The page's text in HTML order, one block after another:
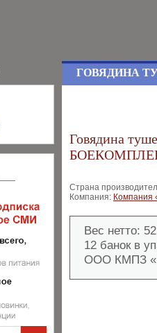
ГОВЯДИНА
Говядина
Страна
Компания: Компания
Вес нетто:
12 банок в
ООО КМПЗ